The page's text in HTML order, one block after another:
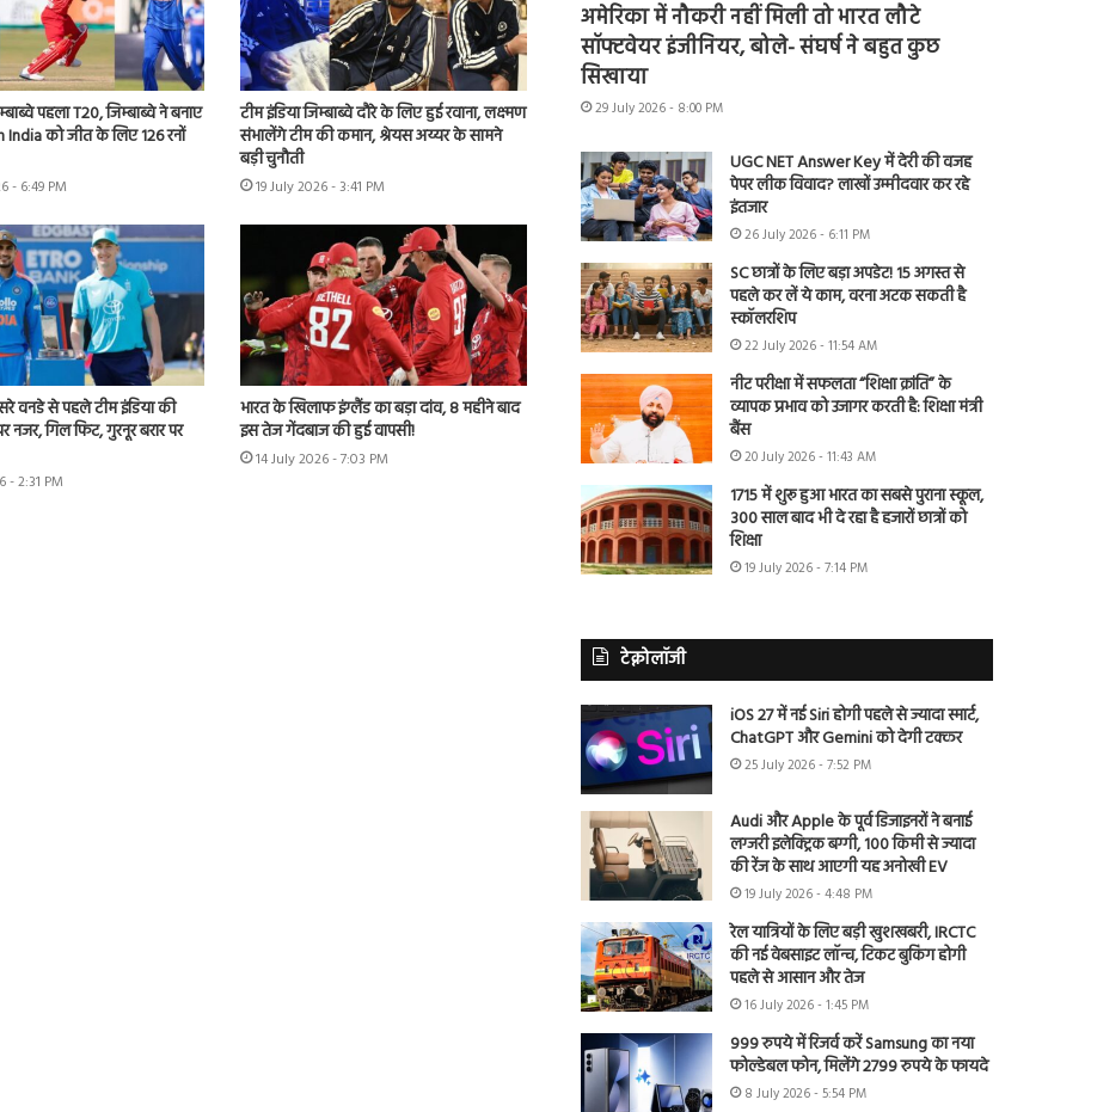
पहला T20, जिम्बाब्वे ने बनाए
India को जीत के लिए 126 रनों
- 6:49 PM
टीम इंडिया जिम्बाब्वे दौरे के लिए हुई रवाना, लक्ष्मण
संभालेंगे टीम की कमान, श्रेयस अय्यर के सामने
बड़ी चुनौती
19 July 2026 - 3:41 PM
वनडे से पहले टीम इंडिया की
नजर, गिल फिट, गुरनूर बरार पर
- 2:31 PM
भारत के खिलाफ इंग्लैंड का बड़ा दांव, 8 महीने बाद
इस तेज गेंदबाज की हुई वापसी!
14 July 2026 - 7:03 PM
अमेरिका में नौकरी नहीं मिली तो भारत लौटे
सॉफ्टवेयर इंजीनियर, बोले- संघर्ष ने बहुत कुछ
सिखाया
29 July 2026 - 8:00 PM
UGC NET Answer Key में देरी की वजह
पेपर लीक विवाद? लाखों उम्मीदवार कर रहे
इंतजार
26 July 2026 - 6:11 PM
SC छात्रों के लिए बड़ा अपडेट! 15 अगस्त से
पहले कर लें ये काम, वरना अटक सकती है
स्कॉलरशिप
22 July 2026 - 11:54 AM
नीट परीक्षा में सफलता “शिक्षा क्रांति” के
व्यापक प्रभाव को उजागर करती है: शिक्षा मंत्री
बैंस
20 July 2026 - 11:43 AM
1715 में शुरू हुआ भारत का सबसे पुराना स्कूल,
300 साल बाद भी दे रहा है हजारों छात्रों को
शिक्षा
19 July 2026 - 7:14 PM
टेक्नोलॉजी
iOS 27 में नई Siri होगी पहले से ज्यादा स्मार्ट,
ChatGPT और Gemini को देगी टक्कर
25 July 2026 - 7:52 PM
Audi और Apple के पूर्व डिजाइनरों ने बनाई
लग्जरी इलेक्ट्रिक बग्गी, 100 किमी से ज्यादा
की रेंज के साथ आएगी यह अनोखी EV
19 July 2026 - 4:48 PM
रेल यात्रियों के लिए बड़ी खुशखबरी, IRCTC
की नई वेबसाइट लॉन्च, टिकट बुकिंग होगी
पहले से आसान और तेज
16 July 2026 - 1:45 PM
999 रुपये में रिजर्व करें Samsung का नया
फोल्डेबल फोन, मिलेंगे 2799 रुपये के फायदे
8 July 2026 - 5:54 PM